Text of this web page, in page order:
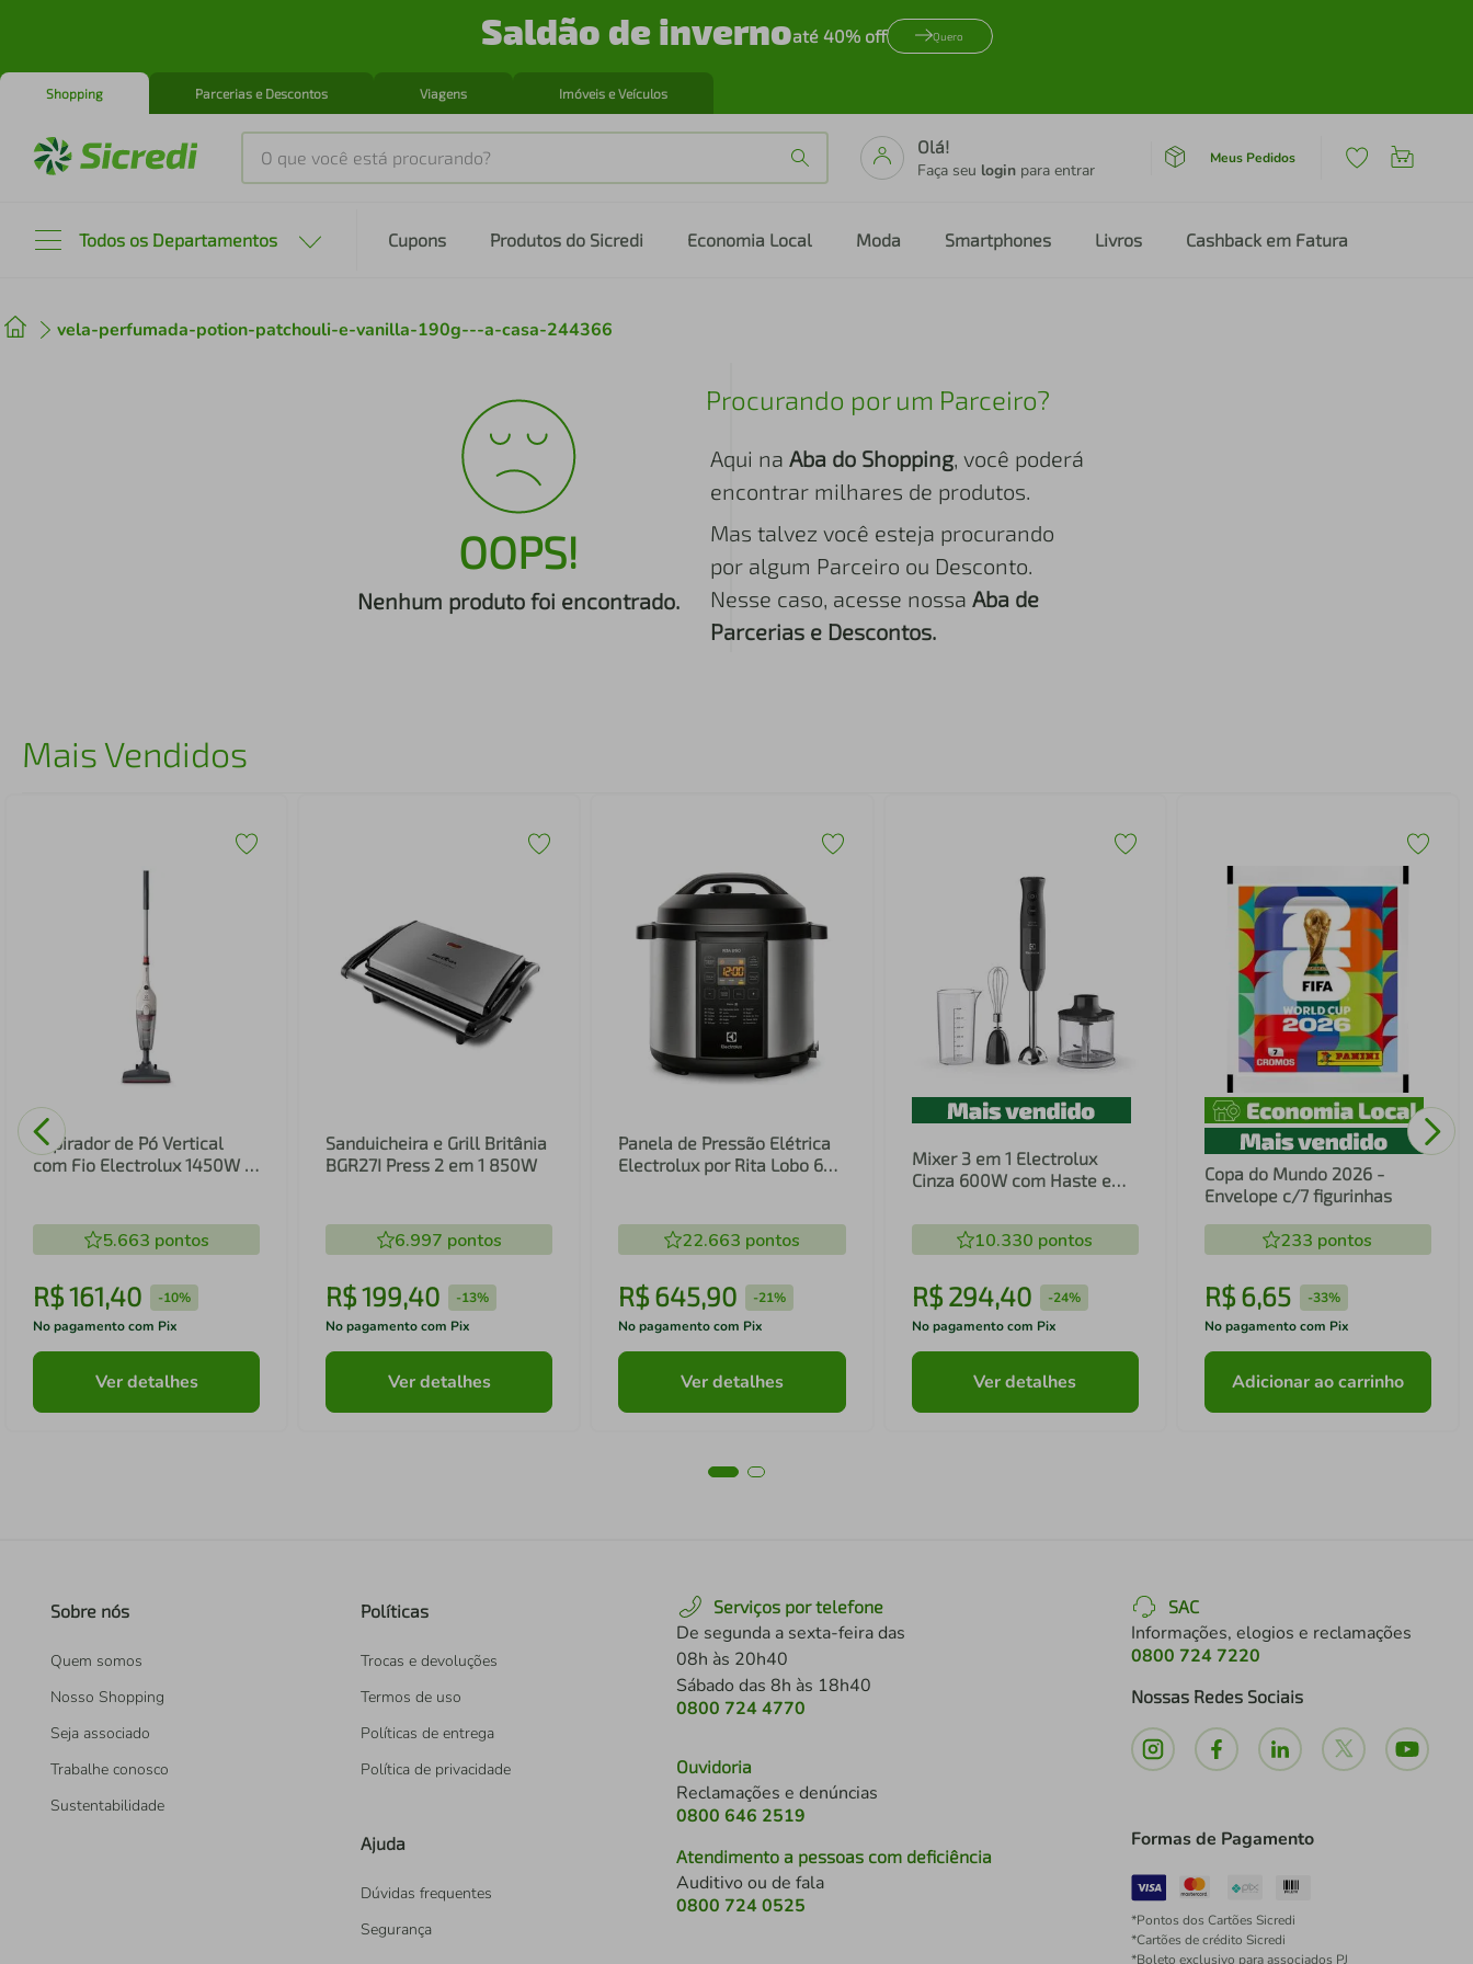
Saldão de invernoaté 40% off Quero
Shopping Parcerias e Descontos Viagens Imóveis e Veículos
O que você está procurando?
Olá!
Faça seu login para entrar
Meus Pedidos
Todos os Departamentos Cupons Produtos do Sicredi Economia Local Moda Smartphones Livros Cashback em Fatura
vela-perfumada-potion-patchouli-e-vanilla-190g---a-casa-244366
OOPS!
Nenhum produto foi encontrado.
Procurando por um Parceiro?
Aqui na Aba do Shopping, você poderá
encontrar milhares de produtos.
Mas talvez você esteja procurando
por algum Parceiro ou Desconto.
Nesse caso, acesse nossa Aba de
Parcerias e Descontos.
Mais Vendidos
Aspirador de Pó Vertical
com Fio Electrolux 1450W 2
5.663 pontos
R$161,40 -10%
No pagamento com Pix
Ver detalhes
Sanduicheira e Grill Britânia
BGR27I Press 2 em 1 850W
6.997 pontos
R$199,40 -13%
No pagamento com Pix
Ver detalhes
Panela de Pressão Elétrica
Electrolux por Rita Lobo 6L
22.663 pontos
R$645,90 -21%
No pagamento com Pix
Ver detalhes
Mixer 3 em 1 Electrolux
Cinza 600W com Haste em
(EIB20)
10.330 pontos
R$ 294,40 -24%
No pagamento com Pix
Ver detalhes
Copa do Mundo 2026 -
Envelope c/7 figurinhas
233 pontos
R$ 6,65 -33%
No pagamento com Pix
Adicionar ao carrinho
Sobre nós
Quem somos
Nosso Shopping
Seja associado
Trabalhe conosco
Sustentabilidade
Políticas
Trocas e devoluções
Termos de uso
Políticas de entrega
Política de privacidade
Ajuda
Dúvidas frequentes
Segurança
Serviços por telefone
De segunda a sexta-feira das
08h às 20h40
Sábado das 8h às 18h40
0800 724 4770
Ouvidoria
Reclamações e denúncias
0800 646 2519
Atendimento a pessoas com deficiência
Auditivo ou de fala
0800 724 0525
SAC
Informações, elogios e reclamações
0800 724 7220
Nossas Redes Sociais
Formas de Pagamento
*Pontos dos Cartões Sicredi
*Cartões de crédito Sicredi
*Boleto exclusivo para associados PJ
2º cafeteira